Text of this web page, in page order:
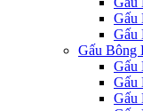
Gấu
Gấu
Gấu Bông
Gấu
Gấu
Gấu